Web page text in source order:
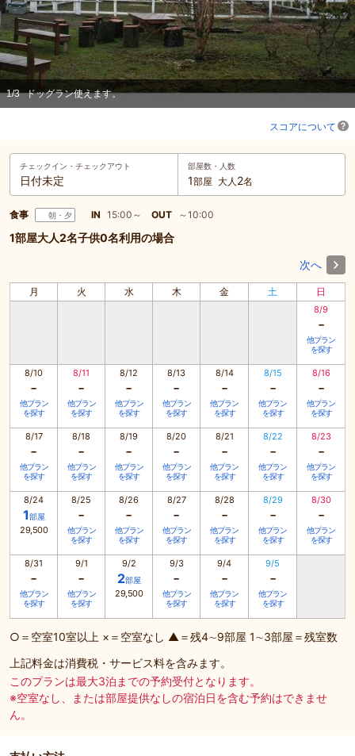
1/3 ドッグラン使えます。
スコアについて
チェックイン・ チェックアウト
日付未定
部屋数・人数
1部屋 大人 2名
食事 朝・夕 IN 15:00～ OUT ～10:00
1部屋大人2名子供0名利用の場合
次へ
月 火 水 木 金 土 日
8/9
-
他プラン
を探す
8/10
-
他プラン
を探す
8/11
-
他プラン
を探す
8/12
-
他プラン
を探す
8/13
-
他プラン
を探す
8/14
-
他プラン
を探す
8/15
-
他プラン
を探す
8/16
-
他プラン
を探す
8/17
-
他プラン
を探す
8/18
-
他プラン
を探す
8/19
-
他プラン
を探す
8/20
-
他プラン
を探す
8/21
-
他プラン
を探す
8/22
-
他プラン
を探す
8/23
-
他プラン
を探す
8/24
1部屋
29,500
8/25
-
他プラン
を探す
8/26
-
他プラン
を探す
8/27
-
他プラン
を探す
8/28
-
他プラン
を探す
8/29
-
他プラン
を探す
8/30
-
他プラン
を探す
8/31
-
他プラン
を探す
9/1
-
他プラン
を探す
9/2
2部屋
29,500
9/3
-
他プラン
を探す
9/4
-
他プラン
を探す
9/5
-
他プラン
を探す
○＝空室10室以上 ×＝空室なし ▲＝残4∼9部屋 1∼3部屋＝残室数
上記料金は消費税・サービス料を含みます。
このプランは最大3泊までの予約受付となります。
※空室なし、または部屋提供なしの宿泊日を含む予約はできませ
ん。